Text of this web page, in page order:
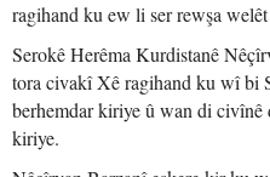
ragihand ku ew li ser rewşa
Serokê Herêma Kurdistanê
tora civakî Xê ragihand ku wî bi
berhemdar kiriye û wan di civînê
kiriye.